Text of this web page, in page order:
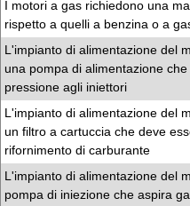
I motori a gas richiedono una
rispetto a quelli a benzina o a
L'impianto di alimentazione del
una pompa di alimentazione
pressione agli iniettori
L'impianto di alimentazione del
un filtro a cartuccia che deve
rifornimento di carburante
L'impianto di alimentazione del
pompa di iniezione che aspira